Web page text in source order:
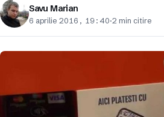
Savu Marian
6 aprilie 2016, 19:40·2 min citire